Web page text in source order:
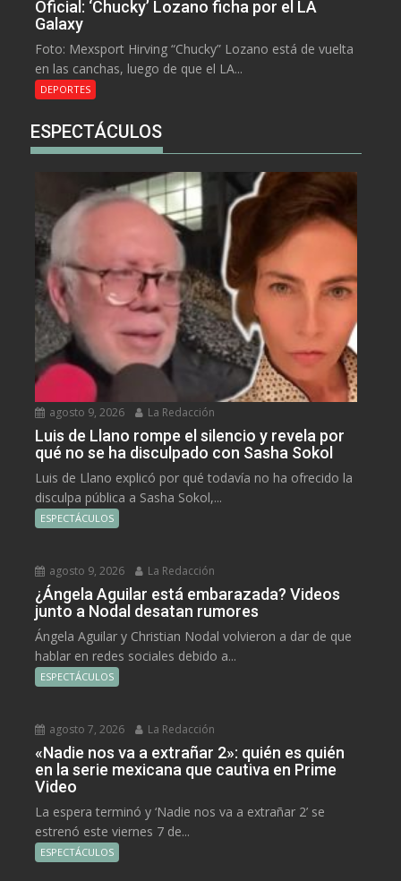
Oficial: ‘Chucky’ Lozano ficha por el LA
Galaxy
Foto: Mexsport Hirving “Chucky” Lozano está de vuelta
en las canchas, luego de que el LA...
DEPORTES
ESPECTÁCULOS
agosto 9, 2026 La Redacción
Luis de Llano rompe el silencio y revela por
qué no se ha disculpado con Sasha Sokol
Luis de Llano explicó por qué todavía no ha ofrecido la
disculpa pública a Sasha Sokol,...
ESPECTÁCULOS
agosto 9, 2026 La Redacción
¿Ángela Aguilar está embarazada? Videos
junto a Nodal desatan rumores
Ángela Aguilar y Christian Nodal volvieron a dar de que
hablar en redes sociales debido a...
ESPECTÁCULOS
agosto 7, 2026 La Redacción
«Nadie nos va a extrañar 2»: quién es quién
en la serie mexicana que cautiva en Prime
Video
La espera terminó y ‘Nadie nos va a extrañar 2’ se
estrenó este viernes 7 de...
ESPECTÁCULOS